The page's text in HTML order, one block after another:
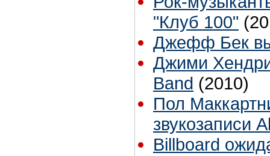
"Клуб 100"
Джефф Бек
Джими
Band (2010)
Пол
звукозаписи
Billboard